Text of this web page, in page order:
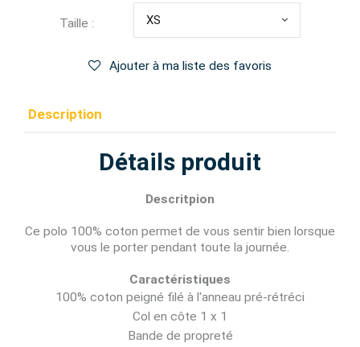
Taille : XS
Ajouter à ma liste des favoris
Description
Détails produit
Descritpion
Ce polo 100% coton permet de vous sentir bien lorsque
vous le porter pendant toute la journée.
Caractéristiques
100% coton peigné filé à l'anneau pré-rétréci
Col en côte 1 x 1
Bande de propreté